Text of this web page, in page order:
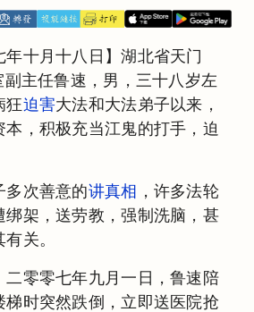
年十月十八日】湖北省天门
副主任鲁速，男，三十八岁左
狂迫害大法和大法弟子以来，
，积极充当江鬼的打手，迫
多次善意的讲真相 ，许多法轮
绑架，送劳教，强制洗脑，甚
关。
二零零七年九月一日，鲁速陪
梯时突然跌倒，立即送医院抢